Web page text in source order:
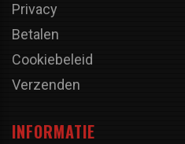
Privacy
Betalen
Cookiebeleid
Verzenden
INFORMATIE